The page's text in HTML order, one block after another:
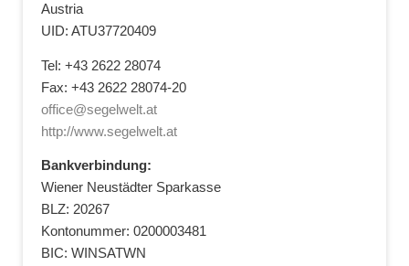
Austria
UID: ATU37720409
Tel: +43 2622 28074
Fax: +43 2622 28074-20
office@segelwelt.at
http://www.segelwelt.at
Bankverbindung:
Wiener Neustädter Sparkasse
BLZ: 20267
Kontonummer: 0200003481
BIC: WINSATWN